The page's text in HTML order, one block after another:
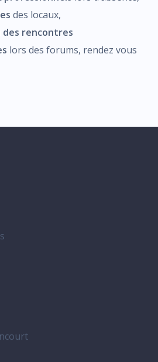
des locaux,
rencontres
lors des forums, rendez vous